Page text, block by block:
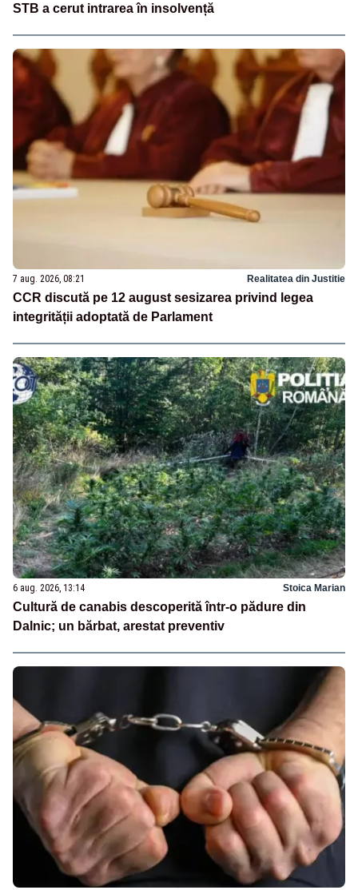
STB a cerut intrarea în insolvență
7 aug. 2026, 08:21 Realitatea din Justitie
CCR discută pe 12 august sesizarea privind legea
integrității adoptată de Parlament
6 aug. 2026, 13:14 Stoica Marian
Cultură de canabis descoperită într-o pădure din
Dalnic; un bărbat, arestat preventiv